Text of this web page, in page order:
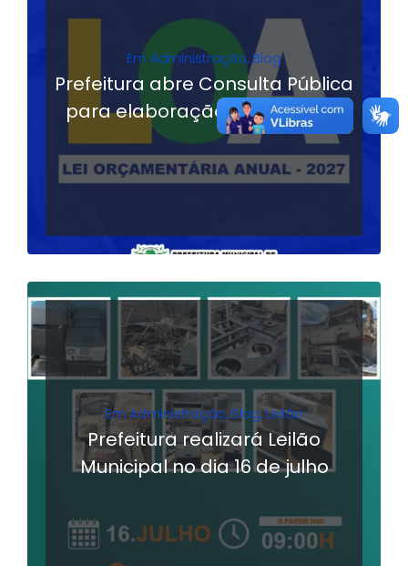
Em Administração, Blog
Prefeitura abre Consulta Pública
para elaboração da LOA 2027
LER MAIS
EmAdministração, Blog,Leilão
Prefeitura realizará Leilão
Municipal no dia 16 de julho